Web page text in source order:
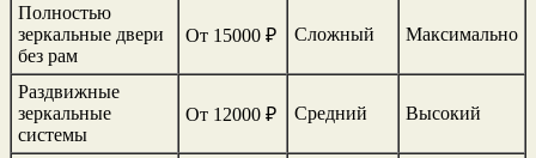
Полностью
зеркальные двери
без рам
От 15000 ₽ Сложный Максимально
Раздвижные
зеркальные
системы
От 12000 ₽ Средний Высокий